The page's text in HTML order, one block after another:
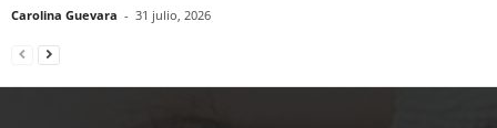
Carolina Guevara - 31 julio, 2026